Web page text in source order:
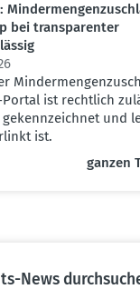
bei trans­pa­renter
ist rechtlich
und
ist.
ganzen
News